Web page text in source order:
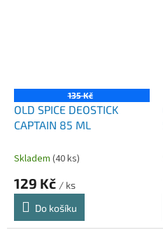
135 Kč
OLD SPICE DEOSTICK
CAPTAIN 85 ML
Skladem (40 ks)
129 Kč / ks
Do košíku